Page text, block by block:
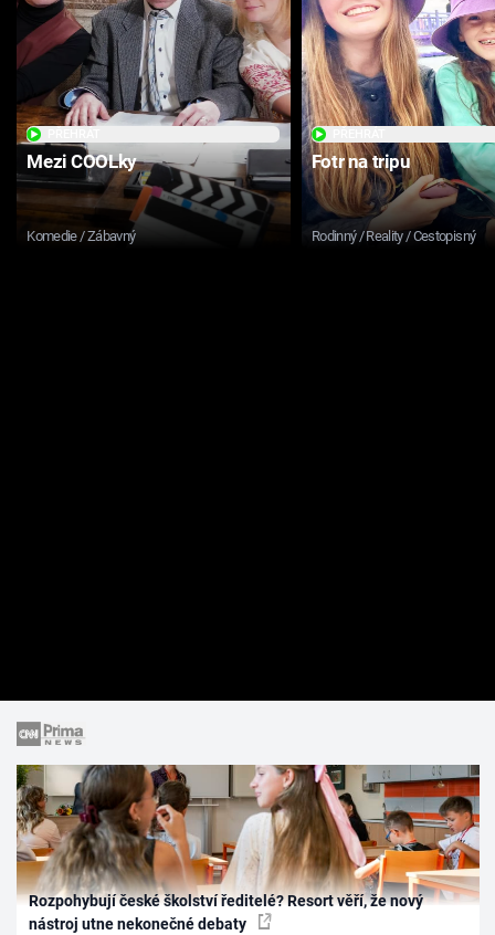
Mezi COOLky
Komedie / Zábavný
Fotr na tripu
Rodinný / Reality / Cestopisný
Rozpohybují české školství ředitelé? Resort věří, že nový
nástroj utne nekonečné debaty